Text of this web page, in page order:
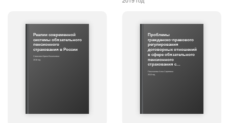
Реалии современной
системы обязательного
пенсионного
страхования в России
Сивакова Ирина Васильевна
2018 год
Проблемы
гражданско-правового
регулирования
договорных отношений
в сфере обязательного
пенсионного
страхования с…
Покачалова Анна Сергеевна
2013 год